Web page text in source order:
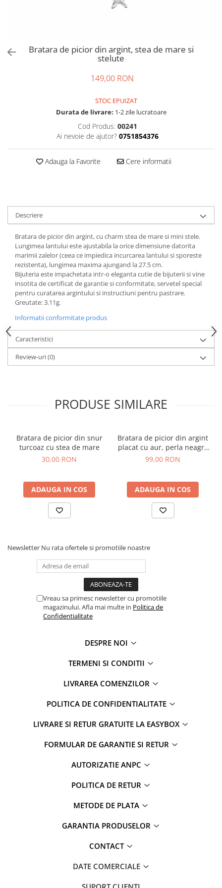
Bratara de picior din argint, stea de mare si
stelute
149,00 RON
STOC EPUIZAT
Durata de livrare: 1-2 zile lucratoare
Cod Produs: 00241
Ai nevoie de ajutor? 0751854376
Adauga la Favorite Cere informatii
Descriere
Bratara de picior din argint, cu charm stea de mare si mini stele.
Lungimea lantului este ajustabila la orice dimensiune datorita
marimii zalelor (ceea ce impiedica incurcarea lantului si sporeste
rezistenta), lungimea maxima ajungand la 27.5 cm.
Bijuteria este impachetata intr-o eleganta cutie de bijuterii si vine
insotita de certificat de garantie si conformitate, servetel special
pentru curatarea argintului si instructiuni pentru pastrare.
Greutate: 3.11g.
Informatii conformitate produs
Caracteristici
Review-uri(0)
PRODUSE SIMILARE
Bratara de picior din snur
turcoaz cu stea de mare
30,00 RON
ADAUGA IN COS
Bratara de picior din argint
placat cu aur, perla neagra
de cultura, 22-27 cm
99,00 RON
ADAUGA IN COS
Newsletter Nu rata ofertele si promotiile noastre
Vreau sa primesc newsletter cu promotiile
magazinului. Afla mai multe in Politica de
Confidentialitate
DESPRE NOI
TERMENI SI CONDITII
LIVRAREA COMENZILOR
POLITICA DE CONFIDENTIALITATE
LIVRARE SI RETUR GRATUITE LA EASYBOX
FORMULAR DE GARANTIE SI RETUR
AUTORIZATIE ANPC
POLITICA DE RETUR
METODE DE PLATA
GARANTIA PRODUSELOR
CONTACT
DATE COMERCIALE